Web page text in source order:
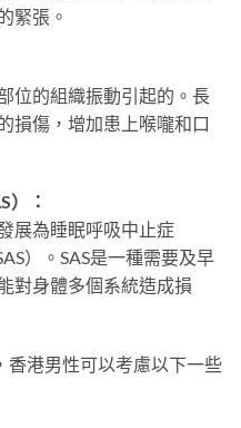
緊張。
位的組織振動引起的。長
損傷，增加患上喉嚨和口
）：
展為睡眠呼吸中止症
）。SAS是一種需要及早
對身體多個系統造成損
香港男性可以考慮以下一些